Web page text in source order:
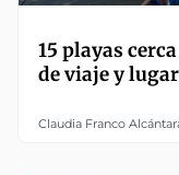
15 playas
de viaje y
Claudia Franco